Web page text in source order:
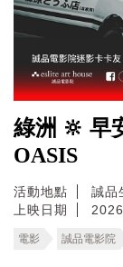
綠洲 🔆 早
OASIS
活動地點
誠品
上映日期
電影 誠品電影院